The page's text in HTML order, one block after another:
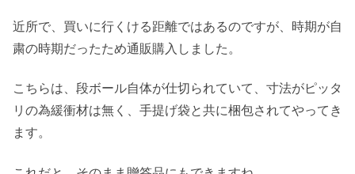
近所で、買いに行くける距離ではあるのですが、時期が自
粛の時期だったため通販購入しました。
こちらは、段ボール自体が仕切られていて、寸法がピッタ
リの為緩衝材は無く、手提げ袋と共に梱包されてやってき
ます。